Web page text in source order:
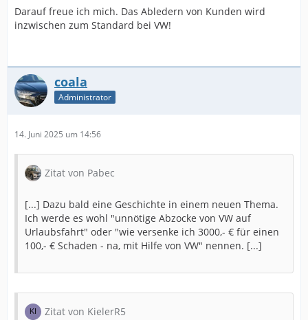
Darauf freue ich mich. Das Abledern von Kunden wird
inzwischen zum Standard bei VW!
coala
Administrator
14. Juni 2025 um 14:56
Zitat von Pabec
[...] Dazu bald eine Geschichte in einem neuen Thema.
Ich werde es wohl "unnötige Abzocke von VW auf
Urlaubsfahrt" oder "wie versenke ich 3000,- € für einen
100,- € Schaden - na, mit Hilfe von VW" nennen. [...]
Zitat von KielerR5